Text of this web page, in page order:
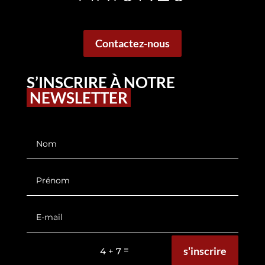
Contactez-nous
S’INSCRIRE À NOTRE
NEWSLETTER
4 + 7 = s'inscrire